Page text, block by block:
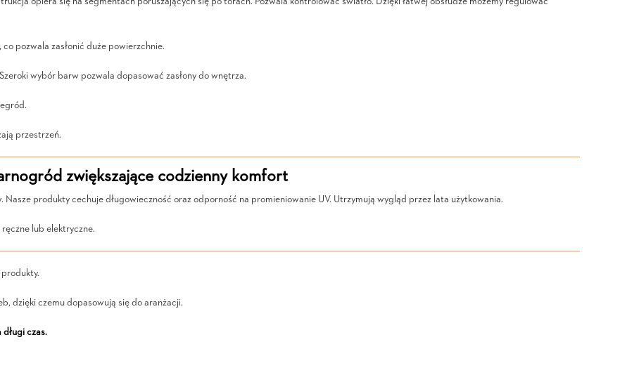
pozwala zasłonić duże powierzchnie.
wybór barw pozwala dopasować zasłony do wnętrza.
przestrzeń.
zwiększające codzienny komfort
Nasze produkty cechuje długowieczność oraz odporność na promieniowanie UV. Utrzymują wygląd przez lata użytkowania.
lub elektryczne.
dzięki czemu dopasowują się do aranżacji.
czas.